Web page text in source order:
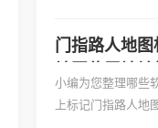
地址标记？
到门指路人地图标
续的吗、哪些软件
记门指路人地图标
关地图标注知识，
门指路人地图
人地图标注服
小编为您整理哪些
上标记门指路人地